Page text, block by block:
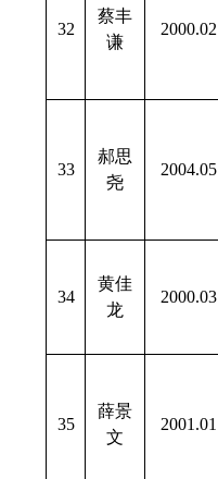
32
蔡丰
谦
2000.02
33
郝思
尧
2004.05
34
黄佳
龙
2000.03
35
薛景
文
2001.01